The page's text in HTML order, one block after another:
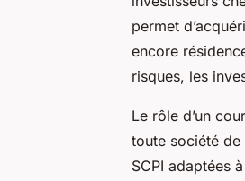
permet
encore
risques, les
Le rôle d’un
toute société
SCPI adaptées